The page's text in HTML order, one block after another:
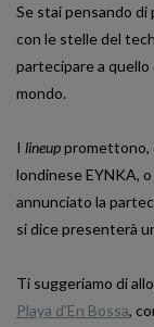
Se stai pensando di
con le stelle del
partecipare a
mondo.
I lineuppromettono,
londinese EYNKA,
annunciato la
si dice presenterà
Ti suggeriamo di
Playa d’En Bossa,